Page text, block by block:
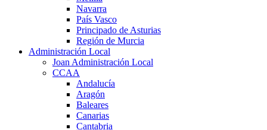
Navarra
País Vasco
Principado de Asturias
Región de Murcia
Administración Local
Joan Administración Local
CCAA
Andalucía
Aragón
Baleares
Canarias
Cantabria